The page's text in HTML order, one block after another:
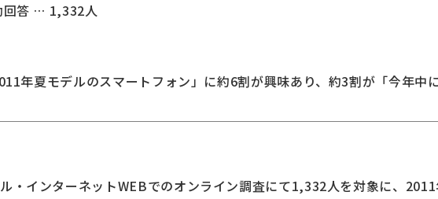
回答 … 1,332人
年夏モデルのスマートフォン」に約6割が興味あり、約3割が「今年中
・インターネットWEBでのオンライン調査にて1,332人を対象に、